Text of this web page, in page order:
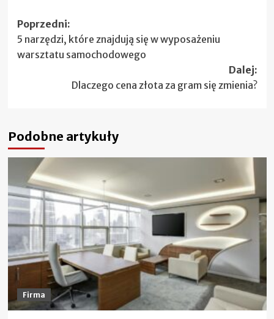
Zobacz
wpisy
Poprzedni:
5 narzędzi, które znajdują się w wyposażeniu
warsztatu samochodowego
Dalej:
Dlaczego cena złota za gram się zmienia?
Podobne artykuły
Firma